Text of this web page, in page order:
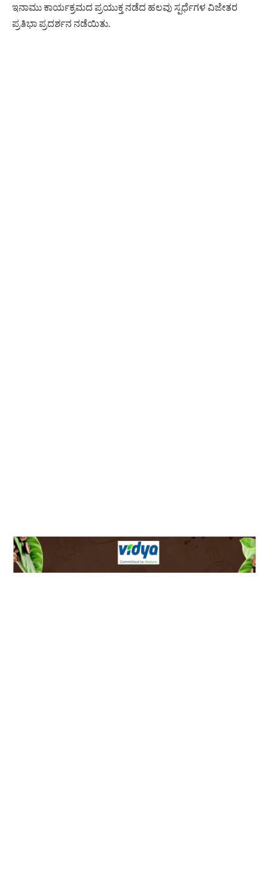
ಇನಾಮು ಕಾರ್ಯಕ್ರಮದ ಪ್ರಯುಕ್ತ ನಡೆದ ಹಲವು ಸ್ಪರ್ಧೆಗಳ ವಿಜೇತರ
ಪ್ರತಿಭಾ ಪ್ರದರ್ಶನ ನಡೆಯಿತು.